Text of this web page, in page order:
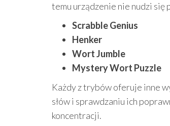
temu urządzenie nie nudzi się
Scrabble Genius
Henker
Wort Jumble
Mystery Wort Puzzle
Każdy z trybów oferuje inne
słów i sprawdzaniu ich
koncentracji.